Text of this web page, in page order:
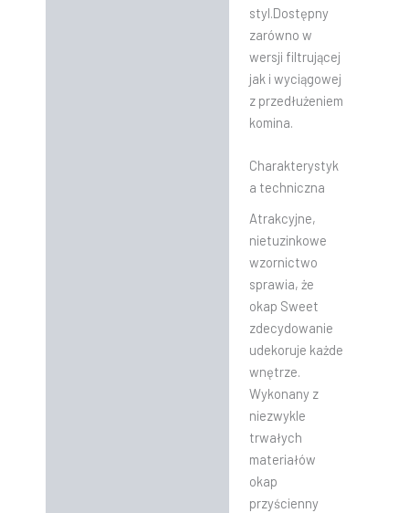
styl.Dostępny
zarówno w
wersji filtrującej
jak i wyciągowej
z przedłużeniem
komina.
Charakterystyk
a techniczna
Atrakcyjne,
nietuzinkowe
wzornictwo
sprawia, że
okap Sweet
zdecydowanie
udekoruje każde
wnętrze.
Wykonany z
niezwykle
trwałych
materiałów
okap
przyścienny